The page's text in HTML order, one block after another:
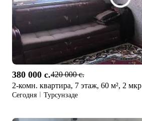
380 000 c.420 000 c.
2-комн. квартира, 7 этаж, 60 м², 2 мкр
Сегодня Турсунзаде